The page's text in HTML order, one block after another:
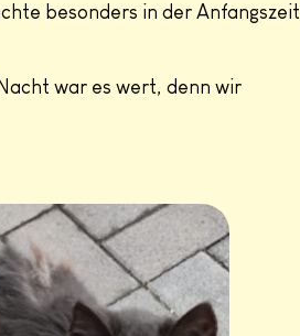
besonders in der Anfangszeit
war es wert, denn wir